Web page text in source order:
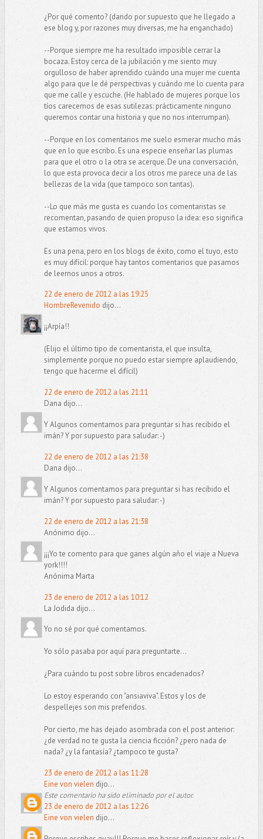
¿Por qué comento? (dando por supuesto que he llegado a
ese blog y, por razones muy diversas, me ha enganchado)
--Porque siempre me ha resultado imposible cerrar la
bocaza. Estoy cerca de la jubilación y me siento muy
orgulloso de haber aprendido cuándo una mujer me cuenta
algo para que le dé perspectivas y cuándo me lo cuenta para
que me calle y escuche. (He hablado de mujeres porque los
tíos carecemos de esas sutilezas: prácticamente ninguno
queremos contar una historia y que no nos interrumpan).
--Porque en los comentarios me suelo esmerar mucho más
que en lo que escribo. Es una especie enseñar las plumas
para que el otro o la otra se acerque. De una conversación,
lo que esta provoca decir a los otros me parece una de las
bellezas de la vida (que tampoco son tantas).
--Lo que más me gusta es cuando los comentaristas se
recomentan, pasando de quien propuso la idea: eso significa
que estamos vivos.
Es una pena, pero en los blogs de éxito, como el tuyo, esto
es muy difícil: porque hay tantos comentarios que pasamos
de leernos unos a otros.
22 de enero de 2012 a las 19:25
HombreRevenido dijo...
¡¡Arpía!!
(Elijo el último tipo de comentarista, el que insulta,
simplemente porque no puedo estar siempre aplaudiendo,
tengo que hacerme el difícil)
22 de enero de 2012 a las 21:11
Dana dijo...
Y Algunos comentamos para preguntar si has recibido el
imán? Y por supuesto para saludar: -)
22 de enero de 2012 a las 21:38
Dana dijo...
Y Algunos comentamos para preguntar si has recibido el
imán? Y por supuesto para saludar: -)
22 de enero de 2012 a las 21:38
Anónimo dijo...
¡¡¡Yo te comento para que ganes algún año el viaje a Nueva
york!!!!
Anónima Marta
23 de enero de 2012 a las 10:12
La Jodida dijo...
Yo no sé por qué comentamos.
Yo sólo pasaba por aquí para preguntarte...
¿Para cuándo tu post sobre libros encadenados?
Lo estoy esperando con "ansiaviva". Estos y los de
despellejes son mis preferidos.
Por cierto, me has dejado asombrada con el post anterior:
¿de verdad no te gusta la ciencia ficción? ¿pero nada de
nada? ¿y la fantasía? ¿tampoco te gusta?
23 de enero de 2012 a las 11:28
Eine von vielen dijo...
Este comentario ha sido eliminado por el autor.
23 de enero de 2012 a las 12:26
Eine von vielen dijo...